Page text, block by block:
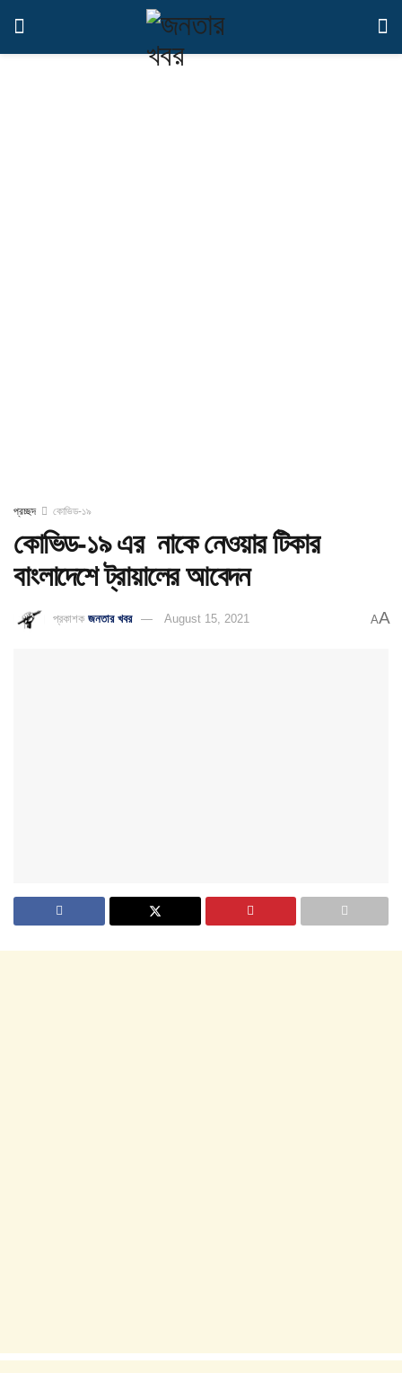
প্রচ্ছদ কোভিড-১৯
কোভিড-১৯ এর নাকে নেওয়ার টিকার
বাংলাদেশে ট্রায়ালের আবেদন
প্রকাশক জনতার খবর August 15, 2021 AA